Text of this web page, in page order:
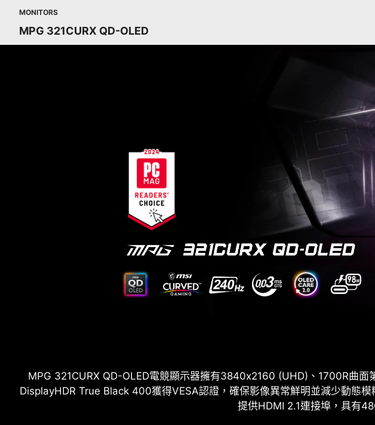
MONITORS
MPG 321CURX QD-OLED
MPG 321CURX QD-OLED電競顯示器擁有3840x2160 (UHD)、1700R曲
DisplayHDR True Black 400獲得VESA認證，確保影像異常鮮明並減少動態
提供HDMI 2.1連接埠，具有